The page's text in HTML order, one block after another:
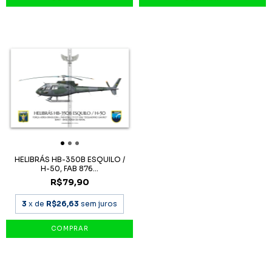
HELIBRÁS HB-350B ESQUILO /
H-50, FAB 876...
R$79,90
3 x de R$26,63 sem juros